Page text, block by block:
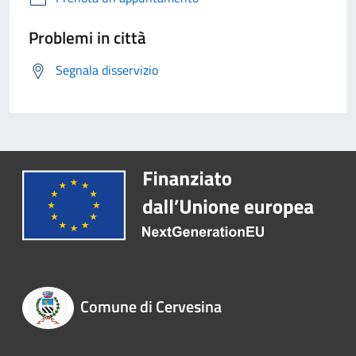
Problemi in città
Segnala disservizio
Comune di Cervesina